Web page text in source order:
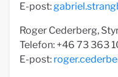
E-post:
Roger Cederberg,
Telefon: +46 73 363
E-post: